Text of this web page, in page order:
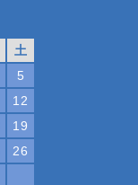
土
5
12
19
26